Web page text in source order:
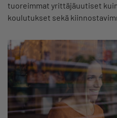
tuoreimmat yrittäjäuutiset
koulutukset sekä